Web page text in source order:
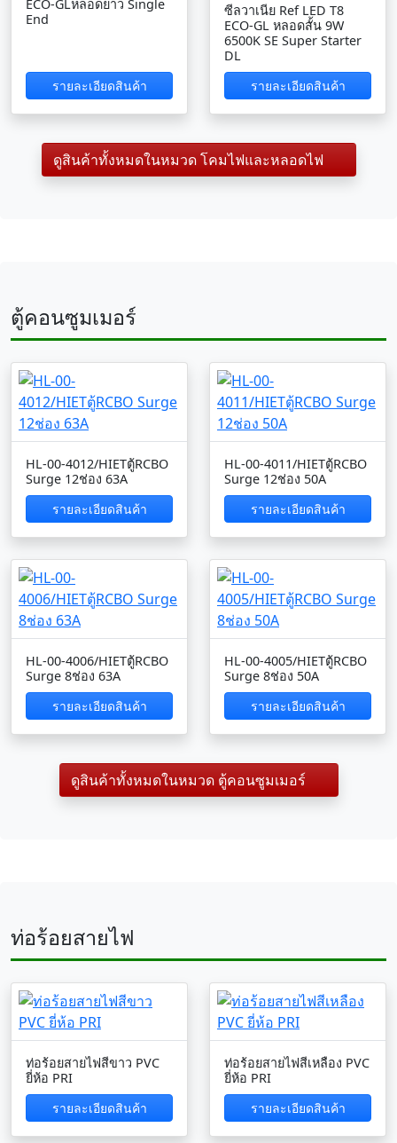
ECO-GLหลอดยาว Single
End
รายละเอียดสินค้า
ซีลวาเนีย Ref LED T8
ECO-GL หลอดสั้น 9W
6500K SE Super Starter
DL
รายละเอียดสินค้า
ดูสินค้าทั้งหมดในหมวด โคมไฟและหลอดไฟ
ตู้คอนซูมเมอร์
HL-00-4012/HIETตู้RCBO
Surge 12ช่อง 63A
รายละเอียดสินค้า
HL-00-4011/HIETตู้RCBO
Surge 12ช่อง 50A
รายละเอียดสินค้า
HL-00-4006/HIETตู้RCBO
Surge 8ช่อง 63A
รายละเอียดสินค้า
HL-00-4005/HIETตู้RCBO
Surge 8ช่อง 50A
รายละเอียดสินค้า
ดูสินค้าทั้งหมดในหมวด ตู้คอนซูมเมอร์
ท่อร้อยสายไฟ
ท่อร้อยสายไฟสีขาว PVC
ยี่ห้อ PRI
รายละเอียดสินค้า
ท่อร้อยสายไฟสีเหลือง PVC
ยี่ห้อ PRI
รายละเอียดสินค้า